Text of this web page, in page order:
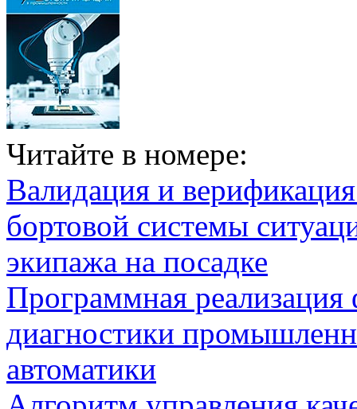
Читайте в номере:
Валидация и
бортовой системы
экипажа на посадке
Программная
диагностики
автоматики